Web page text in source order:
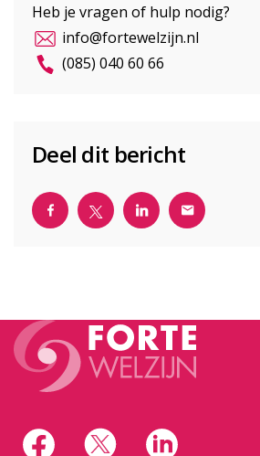
Heb je vragen of hulp nodig?
info@fortewelzijn.nl
(085) 040 60 66
Deel dit bericht